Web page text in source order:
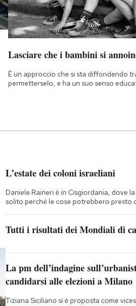
Lasciare che i bambini si
È un approccio che si sta diffondendo
permetterselo, e ha un suo senso
L’estate dei coloni israeliani
Daniele Raineri è in Cisgiordania, dove
solito perché le cose potrebbero presto
Tutti i risultati dei Mondiali di
La pm dell’indagine
candidarsi alle elezioni a Milano
Tiziana Siciliano si è proposta come